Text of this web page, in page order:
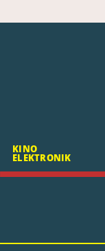
KINO
ELEKTRONIK